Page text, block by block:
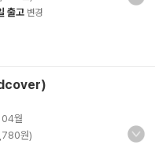
출고 변경
월
원)